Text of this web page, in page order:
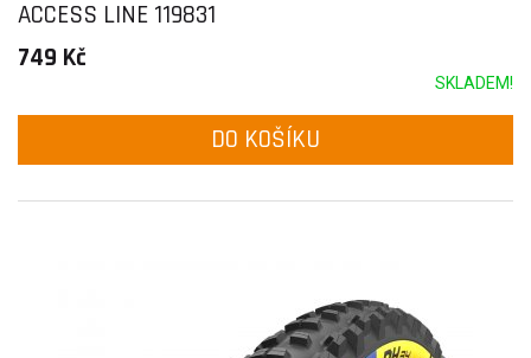
ACCESS LINE 119831
749 Kč
SKLADEM!
DO KOŠÍKU